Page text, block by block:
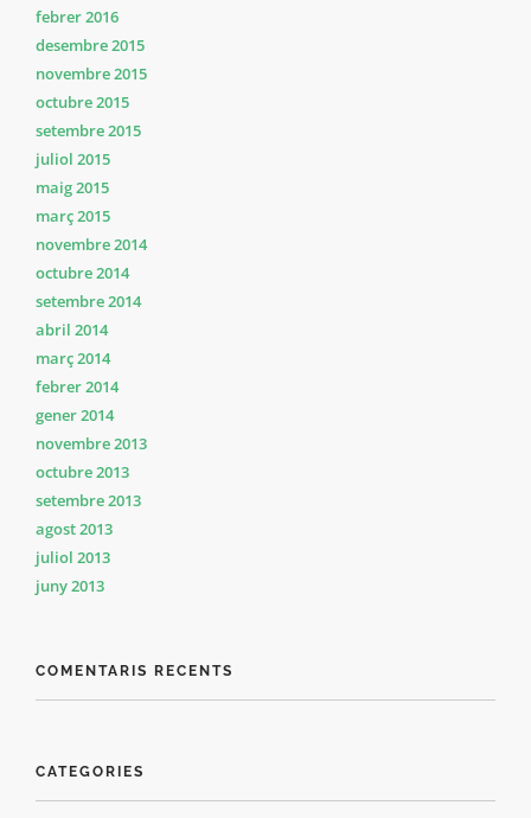
febrer 2016
desembre 2015
novembre 2015
octubre 2015
setembre 2015
juliol 2015
maig 2015
març 2015
novembre 2014
octubre 2014
setembre 2014
abril 2014
març 2014
febrer 2014
gener 2014
novembre 2013
octubre 2013
setembre 2013
agost 2013
juliol 2013
juny 2013
COMENTARIS RECENTS
CATEGORIES